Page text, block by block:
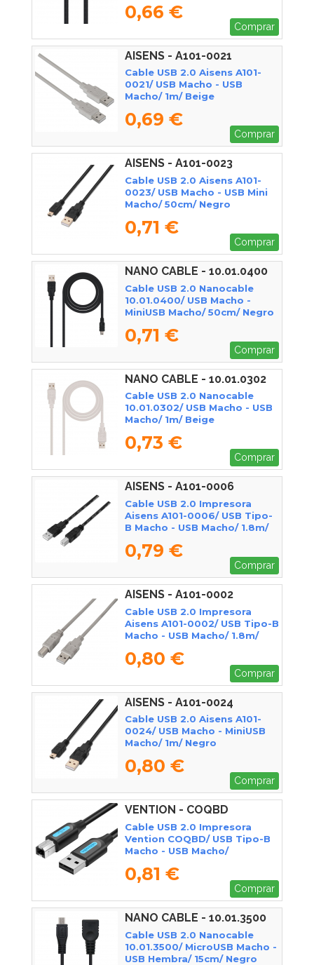
0,66 €
Comprar
AISENS - A101-0021
Cable USB 2.0 Aisens A101-
0021/ USB Macho - USB
Macho/ 1m/ Beige
0,69 €
Comprar
AISENS - A101-0023
Cable USB 2.0 Aisens A101-
0023/ USB Macho - USB Mini
Macho/ 50cm/ Negro
0,71 €
Comprar
NANO CABLE - 10.01.0400
Cable USB 2.0 Nanocable
10.01.0400/ USB Macho -
MiniUSB Macho/ 50cm/ Negro
0,71 €
Comprar
NANO CABLE - 10.01.0302
Cable USB 2.0 Nanocable
10.01.0302/ USB Macho - USB
Macho/ 1m/ Beige
0,73 €
Comprar
AISENS - A101-0006
Cable USB 2.0 Impresora
Aisens A101-0006/ USB Tipo-
B Macho - USB Macho/ 1.8m/
0,79 €
Comprar
AISENS - A101-0002
Cable USB 2.0 Impresora
Aisens A101-0002/ USB Tipo-B
Macho - USB Macho/ 1.8m/
0,80 €
Comprar
AISENS - A101-0024
Cable USB 2.0 Aisens A101-
0024/ USB Macho - MiniUSB
Macho/ 1m/ Negro
0,80 €
Comprar
VENTION - COQBD
Cable USB 2.0 Impresora
Vention COQBD/ USB Tipo-B
Macho - USB Macho/
0,81 €
Comprar
NANO CABLE - 10.01.3500
Cable USB 2.0 Nanocable
10.01.3500/ MicroUSB Macho -
USB Hembra/ 15cm/ Negro